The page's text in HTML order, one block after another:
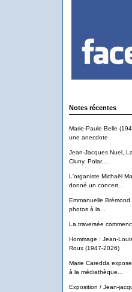
Notes récentes
Marie-Paule Belle
une anecdote
Jean-Jacques Nuel,
Cluny. Polar....
L'organiste Michaël
donné un concert...
Emmanuelle Brémond
photos à la...
La traversée
Hommage : Jean-
Roux (1947-2026)
Marie Caredda
à la médiathèque...
Exposition / Jean-